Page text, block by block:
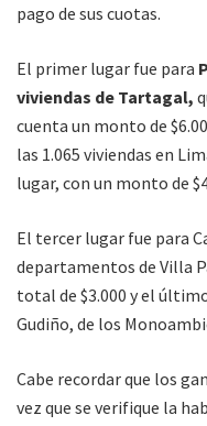
pago de sus cuotas.
El primer lugar fue para
viviendas de Tartagal,
cuenta un monto de
las 1.065 viviendas en
lugar, con un monto de
El tercer lugar fue para
departamentos de Villa
total de $3.000 y el
Gudiño, de los
Cabe recordar que los
vez que se verifique la